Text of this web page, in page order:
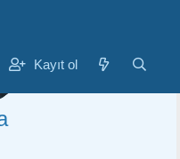
Kayıt ol